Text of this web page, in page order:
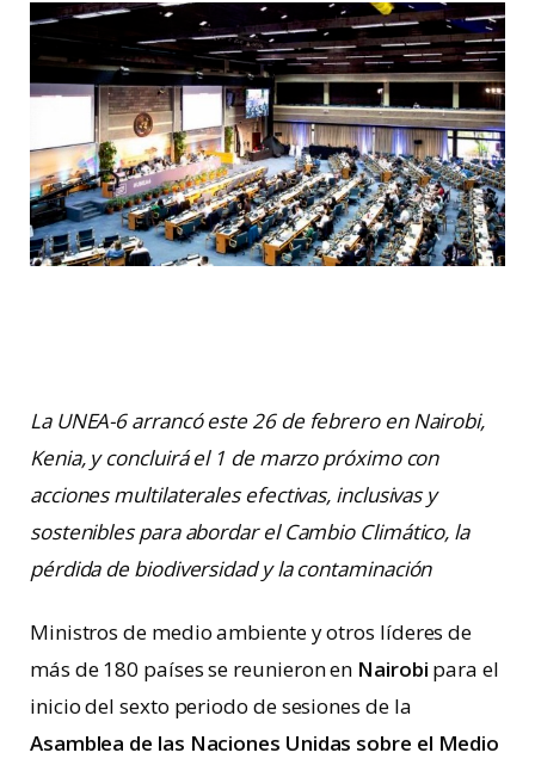
La UNEA-6 arrancó este 26 de febrero en Nairobi,
Kenia, y concluirá el 1 de marzo próximo con
acciones multilaterales efectivas, inclusivas y
sostenibles para abordar el Cambio Climático, la
pérdida de biodiversidad y la contaminación
Ministros de medio ambiente y otros líderes de
más de 180 países se reunieron en Nairobi para el
inicio del sexto periodo de sesiones de la
Asamblea de las Naciones Unidas sobre el Medio